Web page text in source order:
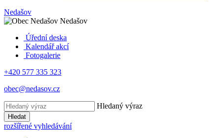
Nedašov
Nedašov
Úřední deska
Kalendář akcí
Fotogalerie
+420 577 335 323
obec@nedasov.cz
Hledaný výraz
Hledat
rozšířené vyhledávání